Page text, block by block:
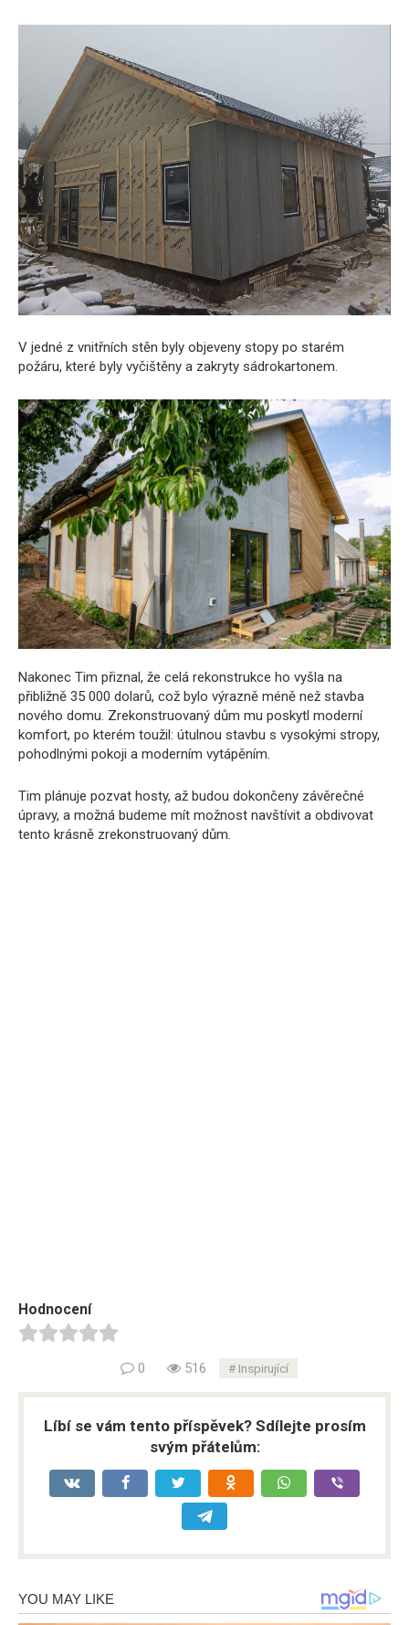
V jedné z vnitřních stěn byly objeveny stopy po starém
požáru, které byly vyčištěny a zakryty sádrokartonem.
Nakonec Tim přiznal, že celá rekonstrukce ho vyšla na
přibližně 35 000 dolarů, což bylo výrazně méně než stavba
nového domu. Zrekonstruovaný dům mu poskytl moderní
komfort, po kterém toužil: útulnou stavbu s vysokými stropy,
pohodlnými pokoji a moderním vytápěním.
Tim plánuje pozvat hosty, až budou dokončeny závěrečné
úpravy, a možná budeme mít možnost navštívit a obdivovat
tento krásně zrekonstruovaný dům.
Hodnocení
0 516 Inspirující
Líbí se vám tento příspěvek? Sdílejte prosím
svým přátelům: